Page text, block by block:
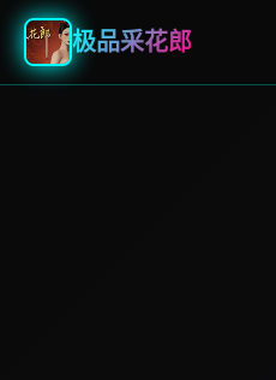
极品采花郎